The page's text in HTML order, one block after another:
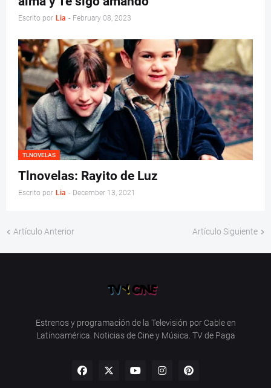
Escrito por Lia - February 08, 2023
TLNOVELAS
Tlnovelas: Rayito de Luz
Escrito por Lia - December 13, 2021
Artículo Anterior Artículo Siguiente
Estrenos y programación de la Televisión por Cable en
Latinoamérica. Noticias de Cine y Música. TV de Paga